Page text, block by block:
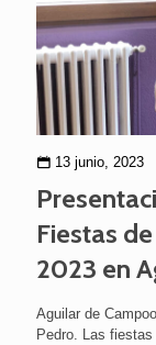
13 junio, 2023
Fiestas
2023 en
Aguilar de
Pedro. Las